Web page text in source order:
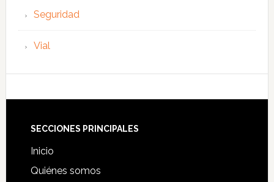
Seguridad
Vial
Footer
SECCIONES PRINCIPALES
Inicio
Quiénes somos